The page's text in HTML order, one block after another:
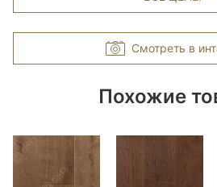
Смотреть в
Похожие